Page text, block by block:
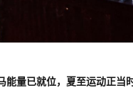
能量已就位，夏至运动正当